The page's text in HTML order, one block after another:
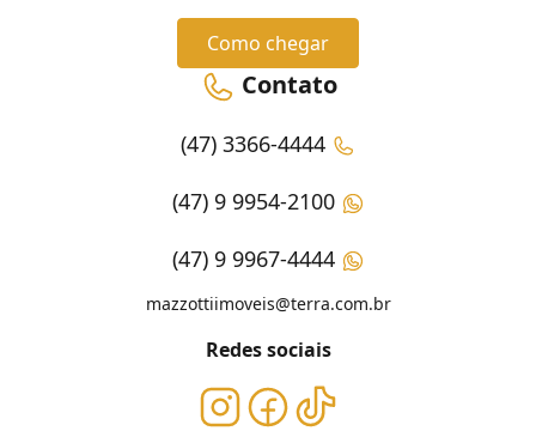
Como chegar
Contato
(47) 3366-4444
(47) 9 9954-2100
(47) 9 9967-4444
mazzottiimoveis@terra.com.br
Redes sociais